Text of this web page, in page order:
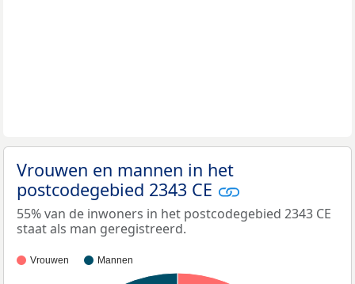
Vrouwen en mannen in het
postcodegebied 2343 CE
55% van de inwoners in het postcodegebied 2343 CE
staat als man geregistreerd.
Vrouwen Mannen